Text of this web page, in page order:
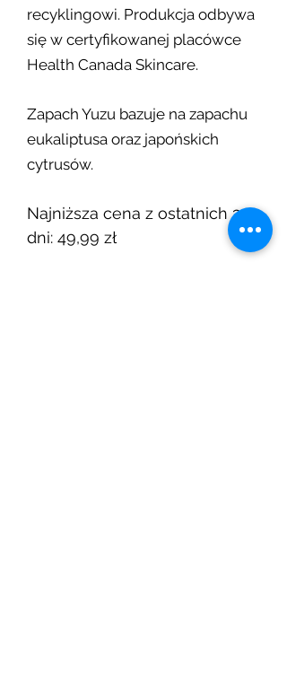
recyklingowi. Produkcja odbywa
się w certyfikowanej placówce
Health Canada Skincare.
Zapach Yuzu bazuje na zapachu
eukaliptusa oraz japońskich
cytrusów.
Najniższa cena z ostatnich 30
dni: 49,99 zł